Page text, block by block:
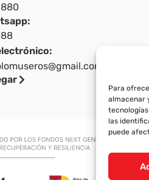
Para
almacenar
las
puede